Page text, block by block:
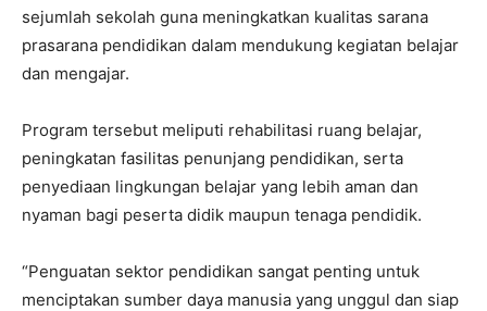
sejumlah sekolah guna meningkatkan kualitas sarana
prasarana pendidikan dalam mendukung kegiatan belajar
dan mengajar.
Program tersebut meliputi rehabilitasi ruang belajar,
peningkatan fasilitas penunjang pendidikan, serta
penyediaan lingkungan belajar yang lebih aman dan
nyaman bagi peserta didik maupun tenaga pendidik.
“Penguatan sektor pendidikan sangat penting untuk
menciptakan sumber daya manusia yang unggul dan siap